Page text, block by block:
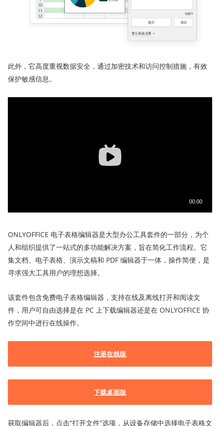
此外，它高度重视数据安全，通过加密技术和访问控制措施，有效
保护敏感信息。
ONLYOFFICE 电子表格编辑器是大型办公工具套件的一部分，为个
人和组织提供了一站式的多功能解决方案，旨在简化工作流程。它
集文档、电子表格、演示文稿和 PDF 编辑器于一体，操作简便，是
寻求强大工具用户的理想选择。
该套件包含免费电子表格编辑器，支持在线及离线打开和阅读文
件，用户可自由选择是在 PC 上下载编辑器还是在 ONLYOFFICE 协
作空间中进行在线操作。
注册在线版
下载桌面版
获取编辑器后，点击“打开文件”选项，从设备存储中选择电子表格文